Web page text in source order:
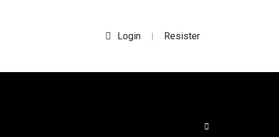
Login | Resister